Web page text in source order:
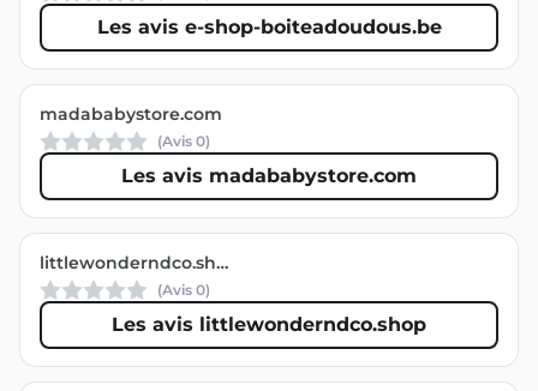
Les avis e-shop-boiteadoudous.be
madababystore.com
(Avis 0)
Les avis madababystore.com
littlewonderndco.shop
(Avis 0)
Les avis littlewonderndco.shop